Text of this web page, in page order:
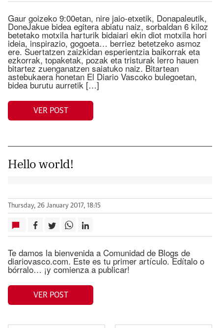
Gaur goizeko 9:00etan, nire jaio-etxetik, Donapaleutik,
DoneJakue bidea egitera abiatu naiz, sorbaldan 6 kiloz
betetako motxila harturik bidaiari ekin diot motxila hori
ideia, inspirazio, gogoeta… berriez betetzeko asmoz
ere. Suertatzen zaizkidan esperientzia baikorrak eta
ezkorrak, topaketak, pozak eta tristurak lerro hauen
bitartez zuenganatzen saiatuko naiz. Bitartean
astebukaera honetan El Diario Vascoko bulegoetan,
bidea burutu aurretik […]
VER POST
Hello world!
Thursday, 26 January 2017, 18:15
Te damos la bienvenida a Comunidad de Blogs de
diariovasco.com. Este es tu primer artículo. Edítalo o
bórralo… ¡y comienza a publicar!
VER POST